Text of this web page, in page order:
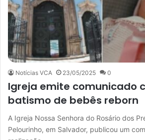
Notícias VCA 23/05/2025 0
Igreja emite comunicado
batismo de bebês reborn
A Igreja Nossa Senhora do Rosário dos
Pelourinho, em Salvador, publicou um